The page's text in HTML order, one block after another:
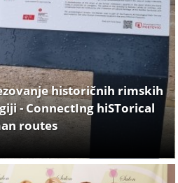
historičnih rimskih
- ConnectIng hiSTorical
routes